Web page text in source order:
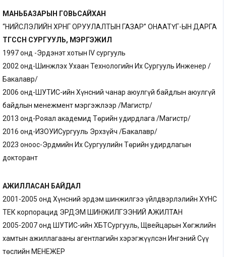
МАНЬБАЗАРЫН ГОВЬСАЙХАН
“НИЙСЛЭЛИЙН ХӨРӨНГӨ ОРУУЛАЛТЫН ГАЗАР” ОНӨААТҮГ-ЫН ДАРГА
ТӨГССӨН СУРГУУЛЬ, МЭРГЭЖИЛ
1997 онд -Эрдэнэт хотын IV сургууль
2002 онд-Шинжлэх Ухаан Технологийн Их Сургууль Инженер /
Бакалавр/
2006 онд-ШУТИС-ийн Хүнсний чанар аюулгүй байдлын аюулгүй
байдлын менежмент мэргэжлээр /Магистр/
2013 онд-Рояал академид Төрийн удирдлага /Магистр/
2016 онд-ИЗОУИСургууль Эрхзүйч /Бакалавр/
2023 оноос-Эрдмийн Их Сургуулийн Төрийн удирдлагын
докторант
АЖИЛЛАСАН БАЙДАЛ
2001-2005 онд Хүнсний эрдэм шинжилгээ үйлдвэрлэлийн ХҮНС
ТЕК корпорацид ЭРДЭМ ШИНЖИЛГЭЭНИЙ АЖИЛТАН
2005-2007 онд ШУТИС-ийн ХБТСургууль, Щвейцарын Хөгжлийн
хамтын ажиллагааны агентлагийн хэрэгжүүлсэн Ингэний Сүү
төслийн МЕНЕЖЕР